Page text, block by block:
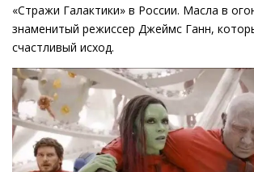
«Стражи Галактики» в России. Масла в
знаменитый режиссер Джеймс Ганн,
счастливый исход.